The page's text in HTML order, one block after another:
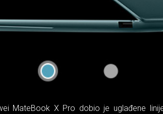
MateBook X Pro dobio je uglađene